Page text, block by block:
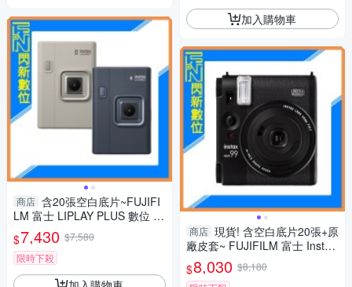
商店 含20張空白底片~FUJIFI
LM 富士 LIPLAY PLUS 數位 拍
立得 (LIPLAY+,公司貨)
$7,430 $7,580
限時下殺
加入購物車
商店 現貨! 含空白底片20張+原
廠皮套~ FUJIFILM 富士 Instax
mini 99 拍立得 相機(mini99，
公司貨)
$8,030 $8,180